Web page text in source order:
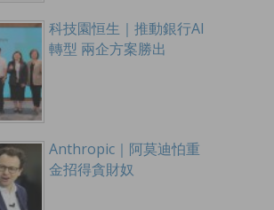
科技園恒生｜推動銀行AI
轉型 兩企方案勝出
Anthropic｜阿莫迪怕重
金招得貪財奴